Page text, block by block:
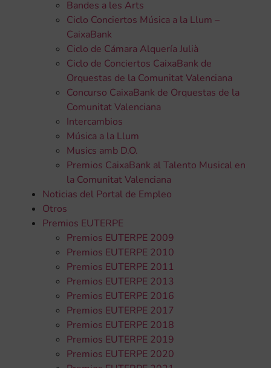
Bandes a les Arts
Ciclo Conciertos Música a la Llum –
CaixaBank
Ciclo de Cámara Alquería Julià
Ciclo de Conciertos CaixaBank de
Orquestas de la Comunitat Valenciana
Concurso CaixaBank de Orquestas de la
Comunitat Valenciana
Intercambios
Música a la Llum
Musics amb D.O.
Premios CaixaBank al Talento Musical en
la Comunitat Valenciana
Noticias del Portal de Empleo
Otros
Premios EUTERPE
Premios EUTERPE 2009
Premios EUTERPE 2010
Premios EUTERPE 2011
Premios EUTERPE 2013
Premios EUTERPE 2016
Premios EUTERPE 2017
Premios EUTERPE 2018
Premios EUTERPE 2019
Premios EUTERPE 2020